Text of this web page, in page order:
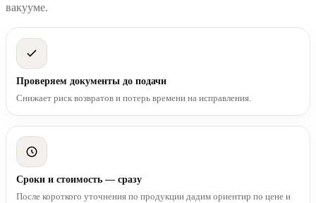
вакууме.
Проверяем документы до подачи
Снижает риск возвратов и потерь времени на исправления.
Сроки и стоимость — сразу
После короткого уточнения по продукции дадим ориентир по цене и